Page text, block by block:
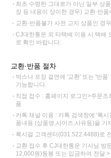
최초 수령한 그대로가 아닌 일부 상
장 등 내용이 상이한 경우) 교환·반
교환·반품불가 사전 고지 상품인 경
CJ대한통운 외 타택배 이용 시 택배
로 확인 바랍니다.
교환·반품 절차
박스나 포장 겉면에 '교환' 또는 '반
가능합니다.
직접 접수 : 홈페이지 로그인>주문
품
카톡 채널 이용 : 카톡 검색창에 '록
품내용 (상품명,사이즈,사유등)을 기
록시걸 고객센터(031.522.4488)로
교환 접수 후 CJ대한통운 기사님 방
12,000원)동봉 또는 입금하여 전달